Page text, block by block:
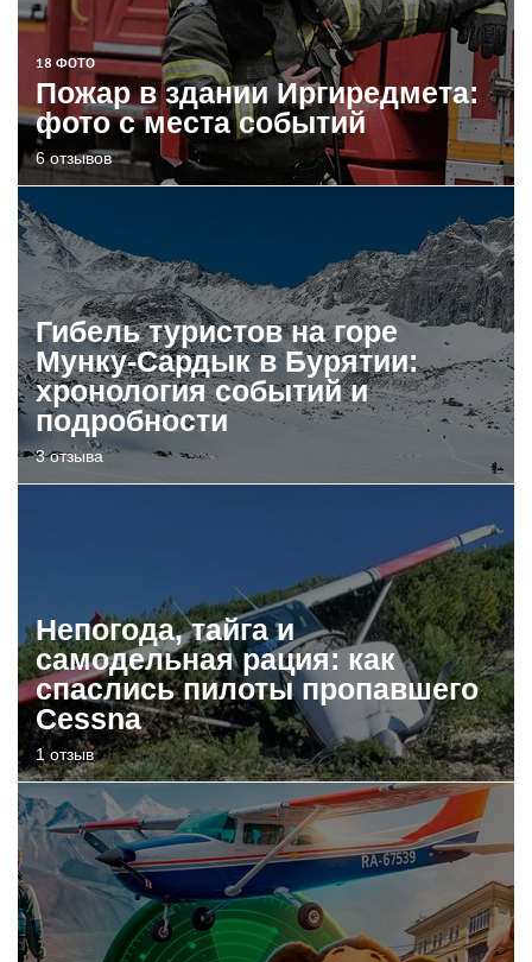
18 ФОТО
Пожар в здании Иргиредмета:
фото с места событий
6 отзывов
Гибель туристов на горе
Мунку-Сардык в Бурятии:
хронология событий и
подробности
3 отзыва
Непогода, тайга и
самодельная рация: как
спаслись пилоты пропавшего
Cessna
1 отзыв